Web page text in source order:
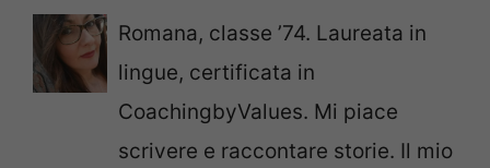
Romana, classe ’74. Laureata in
lingue, certificata in
CoachingbyValues. Mi piace
scrivere e raccontare storie. Il mio